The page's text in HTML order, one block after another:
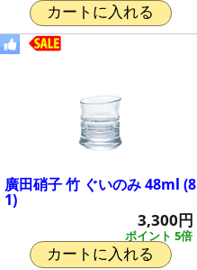
カートに入れる
廣田硝子 竹 ぐいのみ 48ml (8
1)
ポイント 5倍
3,300円
カートに入れる